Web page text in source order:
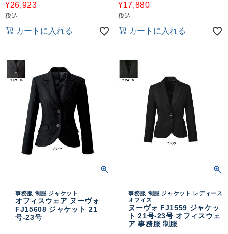
¥26,923
税込
カートに入れる
¥17,880
税込
カートに入れる
事務服 制服 ジャケット
オフィスウェア ヌーヴォ
FJ15608 ジャケット 21
号-23号
事務服 制服 ジャケット レディース
オフィス
ヌーヴォ FJ1559 ジャケッ
ト 21号-23号 オフィスウェ
ア 事務服 制服